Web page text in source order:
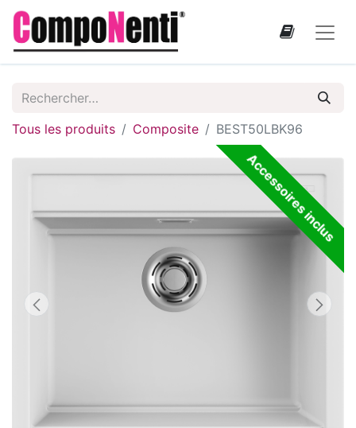
Tous les produits Composite BEST50LBK96
Accessoires inclus